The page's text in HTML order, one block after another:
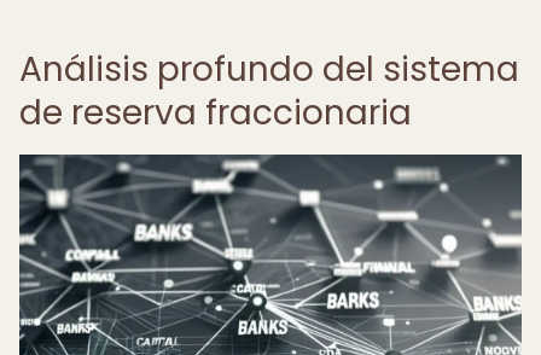
Análisis profundo del sistema
de reserva fraccionaria